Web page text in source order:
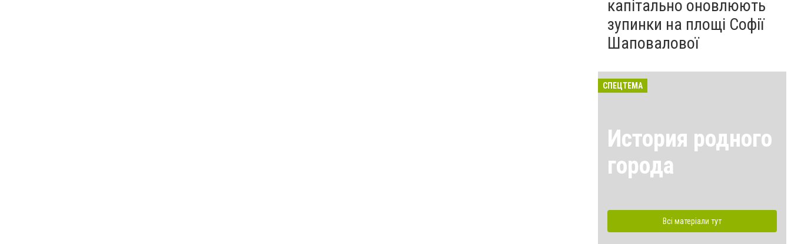
капітально оновлюють
зупинки на площі Софії
Шаповалової
СПЕЦТЕМА
История родного
города
Всі матеріали тут